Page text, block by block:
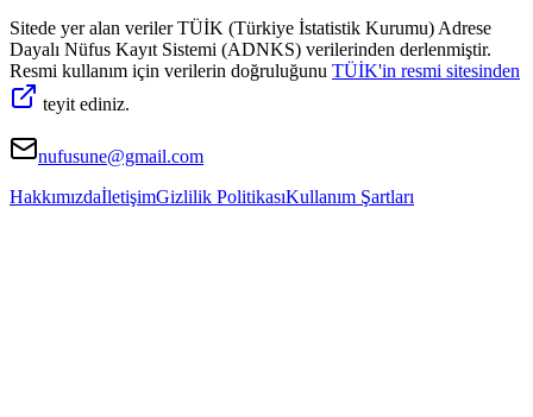
Sitede yer alan veriler TÜİK (Türkiye İstatistik Kurumu) Adrese
Dayalı Nüfus Kayıt Sistemi (ADNKS) verilerinden derlenmiştir.
Resmi kullanım için verilerin doğruluğunu TÜİK'in resmi sitesinden
teyit ediniz.
nufusune@gmail.com
HakkımızdaİletişimGizlilik PolitikasıKullanım Şartları